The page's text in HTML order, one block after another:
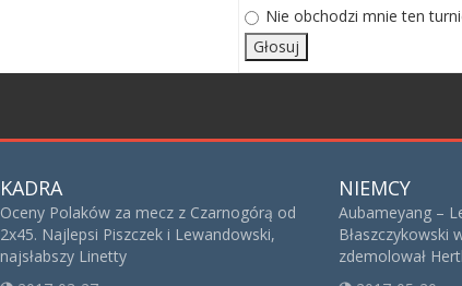
Nie obchodzi mnie ten
KADRA
Oceny Polaków za mecz z Czarnogórą od
2x45. Najlepsi Piszczek i Lewandowski,
najsłabszy Linetty
NIEMCY
Aubameyang –
Błaszczykowski
zdemolował